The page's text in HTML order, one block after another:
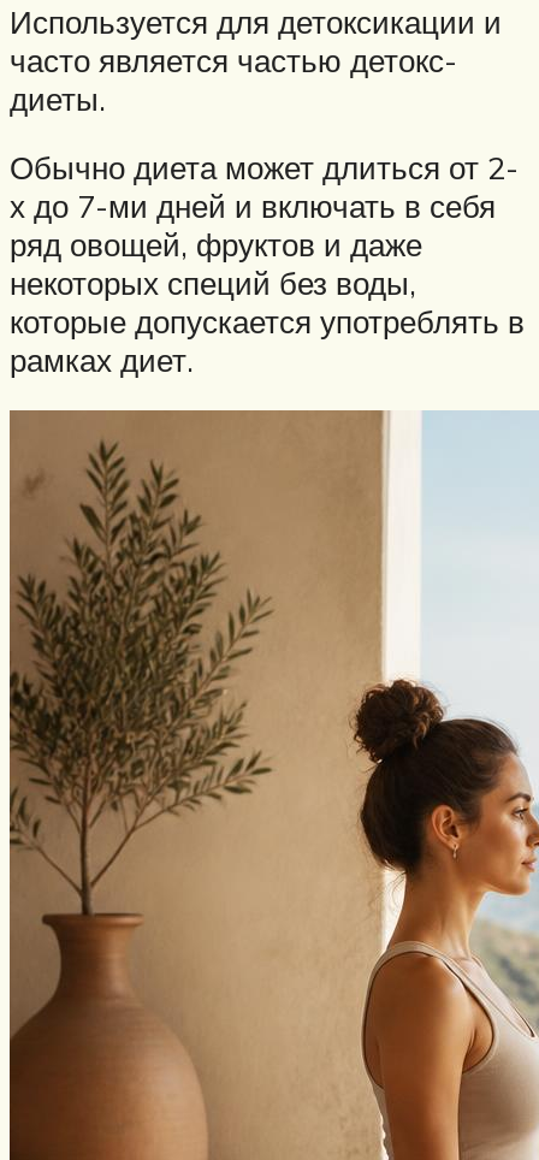
Используется для детоксикации и
часто является частью детокс-
диеты.
Обычно диета может длиться от 2-
х до 7-ми дней и включать в себя
ряд овощей, фруктов и даже
некоторых специй без воды,
которые допускается употреблять в
рамках диет.